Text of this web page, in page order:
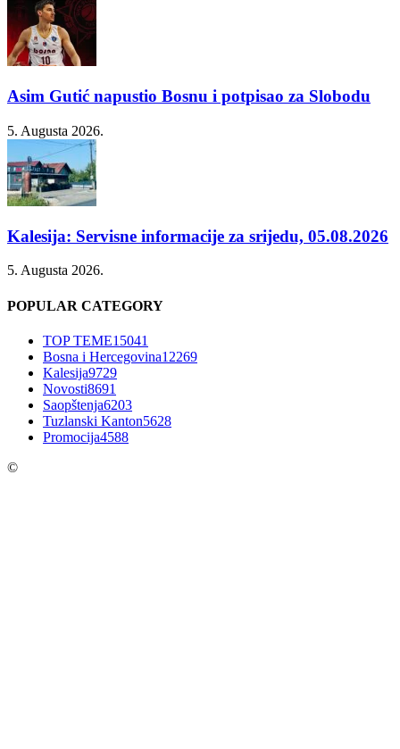
Asim Gutić napustio Bosnu i potpisao za Slobodu
5. Augusta 2026.
Kalesija: Servisne informacije za srijedu, 05.08.2026
5. Augusta 2026.
POPULAR CATEGORY
TOP TEME15041
Bosna i Hercegovina12269
Kalesija9729
Novosti8691
Saopštenja6203
Tuzlanski Kanton5628
Promocija4588
©